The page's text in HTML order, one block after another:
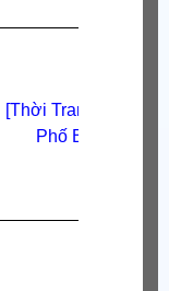
[Thời Trang Bậc B]
Phố Biển Waikiki